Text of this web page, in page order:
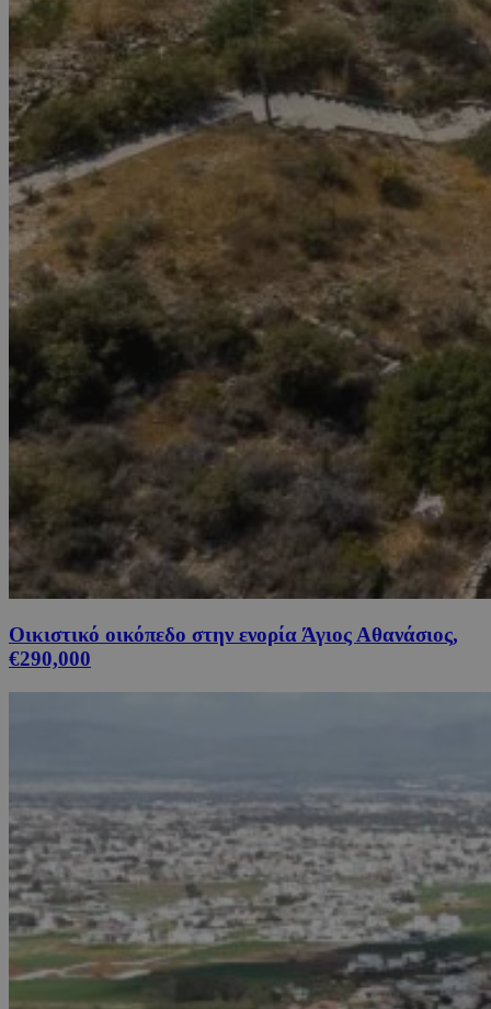
Οικιστικό οικόπεδο στην ενορία Άγιος Αθανάσιος,
€290,000